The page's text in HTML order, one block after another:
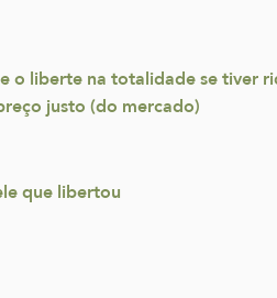
o liberte na totalidade se tiver
justo (do mercado)
que libertou